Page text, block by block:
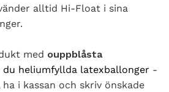
alltid Hi-Float i sina
med ouppblåsta
du heliumfyllda latexballonger -
i kassan och skriv önskade